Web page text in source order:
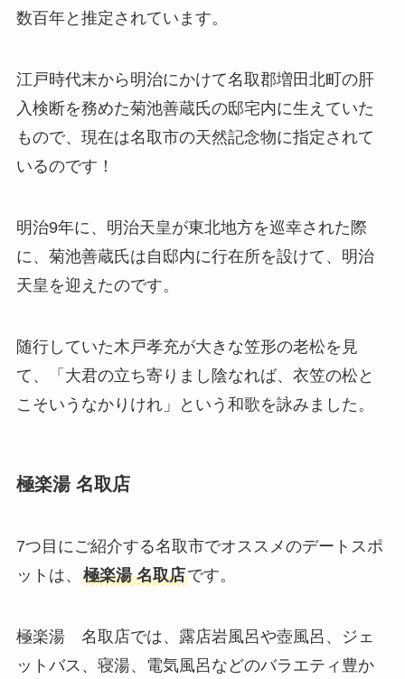
数百年と推定されています。
江戸時代末から明治にかけて名取郡増田北町の肝
入検断を務めた菊池善蔵氏の邸宅内に生えていた
もので、現在は名取市の天然記念物に指定されて
いるのです！
明治9年に、明治天皇が東北地方を巡幸された際
に、菊池善蔵氏は自邸内に行在所を設けて、明治
天皇を迎えたのです。
随行していた木戸孝充が大きな笠形の老松を見
て、「大君の立ち寄りまし陰なれば、衣笠の松と
こそいうなかりけれ」という和歌を詠みました。
極楽湯 名取店
7つ目にご紹介する名取市でオススメのデートスポ
ットは、 極楽湯 名取店です。
極楽湯 名取店では、露店岩風呂や壺風呂、ジェ
ットバス、寝湯、電気風呂などのバラエティ豊か